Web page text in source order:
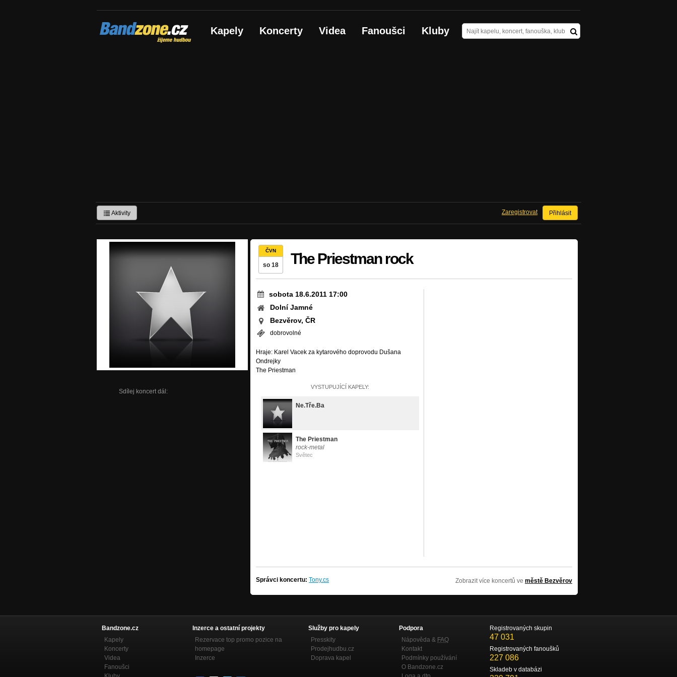
Bandzone.cz
žijeme hudbou Kapely Koncerty Videa Fanoušci Kluby
Aktivity Přihlásit
Zaregistrovat
Sdílej koncert dál:
ČVN
so 18 The Priestman rock
sobota 18.6.2011 17:00
Dolní Jamné
Bezvěrov, ČR
dobrovolné
Hraje: Karel Vacek za kytarového doprovodu Dušana
Ondrejky
The Priestman
VYSTUPUJÍCÍ KAPELY:
Ne.Tře.Ba
The Priestman
rock-metal
Světec
Správci koncertu: Tony.cs Zobrazit více koncertů ve městě Bezvěrov
Bandzone.cz
Kapely
Koncerty
Videa
Fanoušci
Inzerce a ostatní projekty
Rezervace top promo pozice na
homepage
Inzerce
Služby pro kapely
Presskity
Prodejhudbu.cz
Doprava kapel
Podpora
Nápověda & FAQ
Kontakt
Podmínky používání
O Bandzone.cz
Registrovaných skupin
47 031
Registrovaných fanoušků
227 086
Skladeb v databázi